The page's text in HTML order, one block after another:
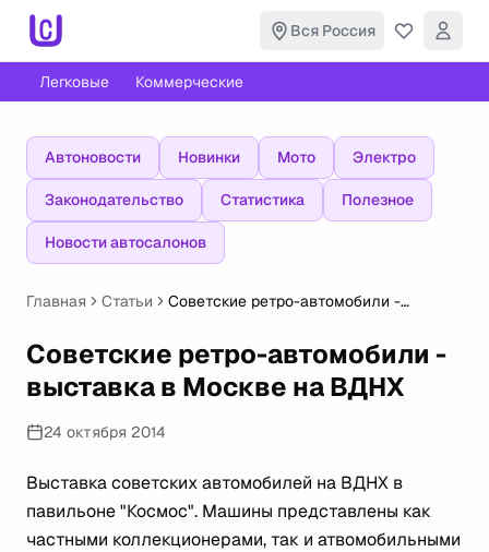
Вся Россия
Легковые Коммерческие
Автоновости Новинки Мото Электро
Законодательство Статистика Полезное
Новости автосалонов
Главная Статьи
Советские ретро-автомобили -
Советские ретро-автомобили -
выставка в Москве на ВДНХ
24 октября 2014
Выставка советских автомобилей на ВДНХ в
павильоне "Космос". Машины представлены как
частными коллекционерами, так и атвомобильными